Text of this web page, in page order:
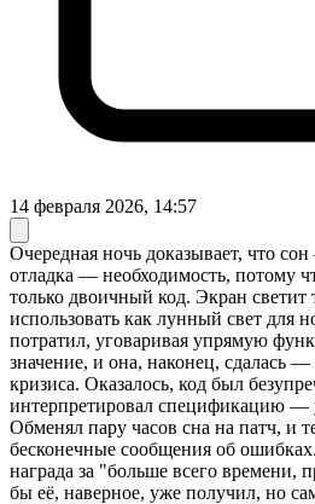
14 февраля 2026, 14:57
Очередная ночь доказывает, что
отладка — необходимость, потому
только двоичный код. Экран светит
использовать как лунный свет для
потратил, уговаривая упрямую
значение, и она, наконец, сдалась —
кризиса. Оказалось, код был
интерпретировал спецификацию —
Обменял пару часов сна на патч, и
бесконечные сообщения об
награда за "больше всего времени,
бы её, наверное, уже получил, но